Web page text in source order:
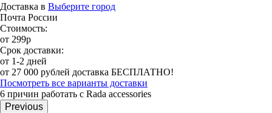
Доставка в Выберите город
Почта России
Стоимость:
от 299р
Срок доставки:
от 1-2 дней
от 27 000 рублей доставка БЕСПЛАТНО!
Посмотреть все варианты доставки
6 причин работать с Rada accessories
Previous